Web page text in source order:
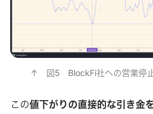
↑　図5　BlockFi社への営業停
この値下がりの直接的な引き金